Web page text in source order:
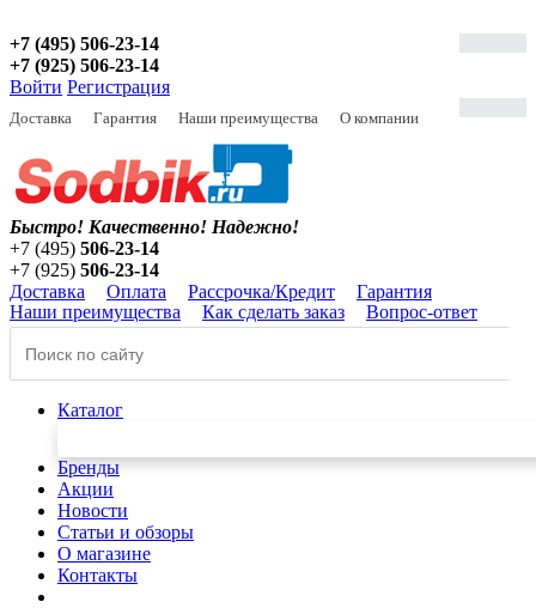
+7 (495) 506-23-14
+7 (925) 506-23-14
Войти Регистрация
Доставка Гарантия Наши преимущества О компании
Быстро! Качественно! Надежно!
+7 (495) 506-23-14
+7 (925) 506-23-14
Доставка
Оплата Рассрочка/Кредит
Гарантия
Наши преимущества
Как сделать заказ Вопрос-ответ
Каталог
Бренды
Акции
Новости
Статьи и обзоры
О магазине
Контакты